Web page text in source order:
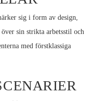
sig i form av design,
sin strikta arbetsstil och
med förstklassiga